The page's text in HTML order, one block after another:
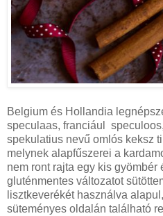
Belgium és Hollandia
speculaas, franciául
spekulatius nevű omlós keksz
melynek alapfűszerei a
nem ront rajta egy kis gyömbér
gluténmentes változatot
lisztkeverékét használva
süteményes oldalán található